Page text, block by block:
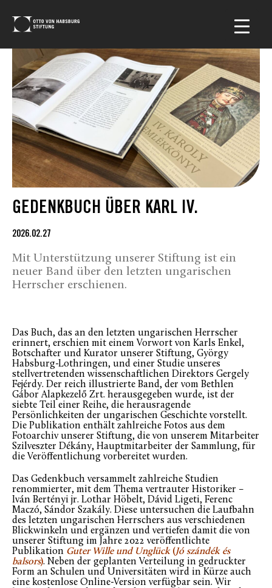
GEDENKBUCH ÜBER KARL IV.
2026.02.27
Mit Unterstützung unserer Stiftung ist ein
neuer Band über den letzten ungarischen
Herrscher erschienen.
Das Buch, das an den letzten ungarischen Herrscher
erinnert, erschien mit einem Vorwort von Karls Enkel,
Botschafter und Kurator unserer Stiftung, György
Habsburg-Lothringen, und einer Studie unseres
stellvertretenden wissenschaftlichen Direktors Gergely
Fejérdy. Der reich illustrierte Band, der vom Bethlen
Gábor Alapkezelő Zrt. herausgegeben wurde, ist der
siebte Teil einer Reihe, die herausragende
Persönlichkeiten der ungarischen Geschichte vorstellt.
Die Publikation enthält zahlreiche Fotos aus dem
Fotoarchiv unserer Stiftung, die von unserem Mitarbeiter
Szilveszter Dékány, Hauptmitarbeiter der Sammlung, für
die Veröffentlichung vorbereitet wurden.
Das Gedenkbuch versammelt zahlreiche Studien
renommierter, mit dem Thema vertrauter Historiker –
Iván Bertényi jr. Lothar Höbelt, Dávid Ligeti, Ferenc
Maczó, Sándor Szakály. Diese untersuchen die Laufbahn
des letzten ungarischen Herrschers aus verschiedenen
Blickwinkeln und ergänzen und vertiefen damit die von
unserer Stiftung im Jahre 2022 veröffentlichte
Publikation Guter Wille und Unglück(Jó szándék és
balsors). Neben der geplanten Verteilung in gedruckter
Form an Schulen und Universitäten wird in Kürze auch
eine kostenlose Online-Version verfügbar sein. Wir